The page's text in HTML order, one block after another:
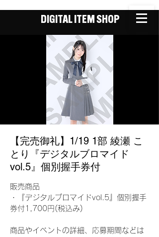
DIGITAL ITEM SHOP
【完売御礼】1/19 1部 綾瀬 こ
とり『デジタルブロマイド
vol.5』個別握手券付
販売商品
・『デジタルブロマイドvol.5』個別握手
券付1,700円(税込み)
商品やイベントの詳細、応募期間などは